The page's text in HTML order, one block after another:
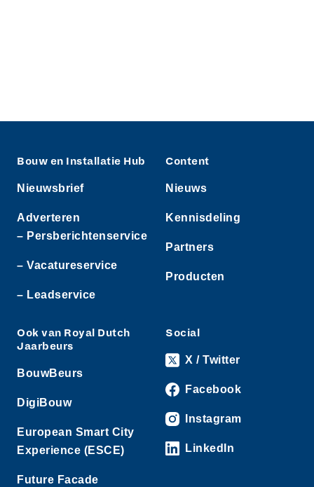
Bouw en Installatie Hub
Nieuwsbrief
Adverteren
– Persberichtenservice
– Vacatureservice
– Leadservice
Content
Nieuws
Kennisdeling
Partners
Producten
Ook van Royal Dutch
Jaarbeurs
BouwBeurs
DigiBouw
European Smart City
Experience (ESCE)
Future Facade
Social
X / Twitter
Facebook
Instagram
LinkedIn